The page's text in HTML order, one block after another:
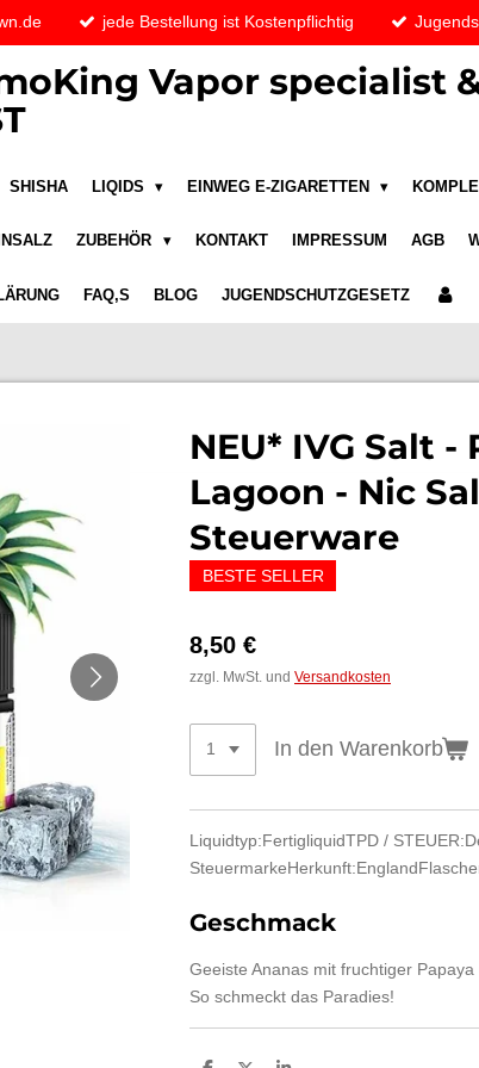
jede Bestellung ist Kostenpflichtig
Vapor specialist &
SHISHA LIQIDS EINWEG E-ZIGARETTEN
ZUBEHÖR KONTAKT IMPRESSUM AGB
FAQ,S BLOG JUGENDSCHUTZGESETZ
NEU* IVG Salt -
Lagoon - Nic
Steuerware
BESTE SELLER
8,50 €
zzgl. MwSt. und Versandkosten
In den Warenkorb
Liquidtyp:FertigliquidTPD / STEUER:
SteuermarkeHerkunft:England
Geschmack
Geeiste Ananas mit fruchtiger
So schmeckt das Paradies!